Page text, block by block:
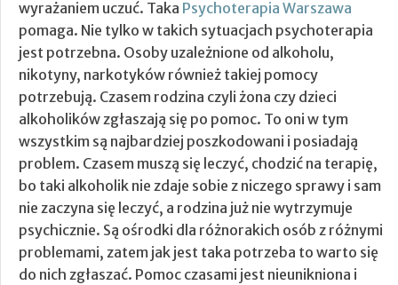
wyrażaniem uczuć. Taka Psychoterapia Warszawa
pomaga. Nie tylko w takich sytuacjach psychoterapia
jest potrzebna. Osoby uzależnione od alkoholu,
nikotyny, narkotyków również takiej pomocy
potrzebują. Czasem rodzina czyli żona czy dzieci
alkoholików zgłaszają się po pomoc. To oni w tym
wszystkim są najbardziej poszkodowani i posiadają
problem. Czasem muszą się leczyć, chodzić na terapię,
bo taki alkoholik nie zdaje sobie z niczego sprawy i sam
nie zaczyna się leczyć, a rodzina już nie wytrzymuje
psychicznie. Są ośrodki dla różnorakich osób z różnymi
problemami, zatem jak jest taka potrzeba to warto się
do nich zgłaszać. Pomoc czasami jest nieunikniona i